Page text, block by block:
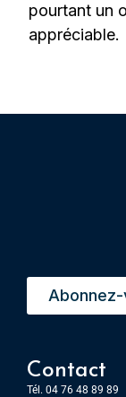
pourtant un
appréciable.
Contact
Tél. 04 76 48 89 89